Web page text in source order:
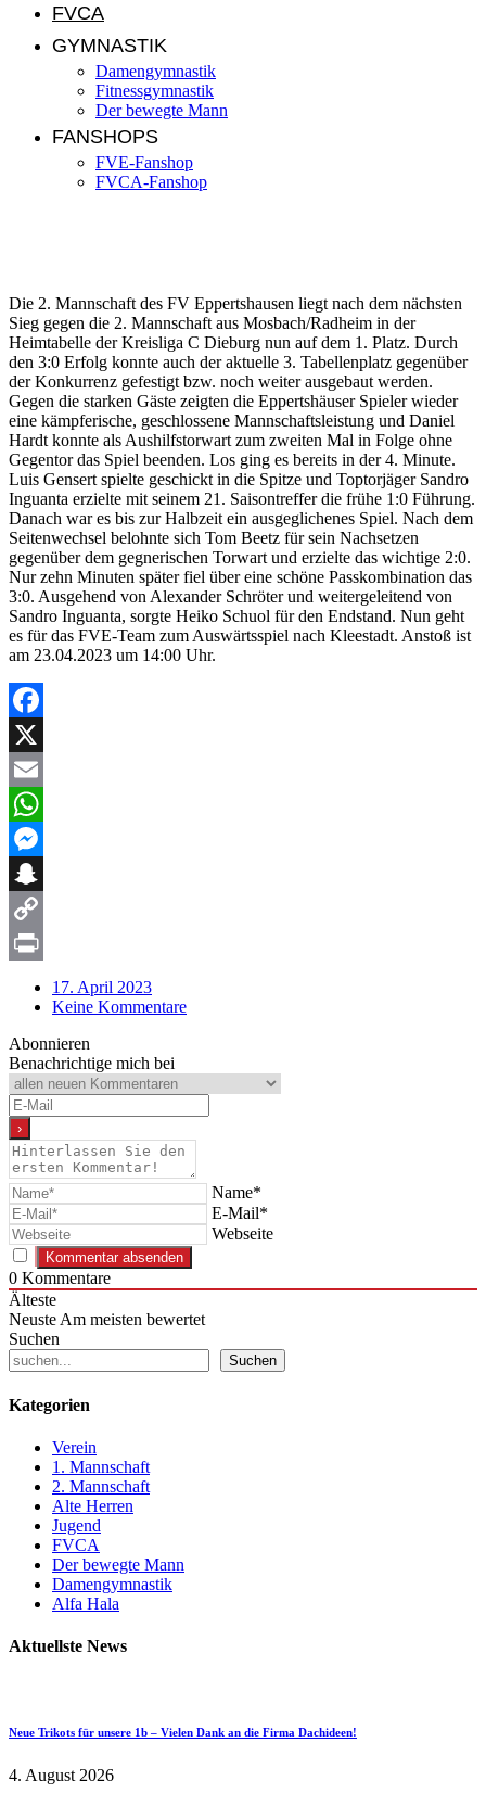
FVCA
GYMNASTIK
Damengymnastik
Fitnessgymnastik
Der bewegte Mann
FANSHOPS
FVE-Fanshop
FVCA-Fanshop
Die 2. Mannschaft des FV Eppertshausen liegt nach dem nächsten
Sieg gegen die 2. Mannschaft aus Mosbach/Radheim in der
Heimtabelle der Kreisliga C Dieburg nun auf dem 1. Platz. Durch
den 3:0 Erfolg konnte auch der aktuelle 3. Tabellenplatz gegenüber
der Konkurrenz gefestigt bzw. noch weiter ausgebaut werden.
Gegen die starken Gäste zeigten die Eppertshäuser Spieler wieder
eine kämpferische, geschlossene Mannschaftsleistung und Daniel
Hardt konnte als Aushilfstorwart zum zweiten Mal in Folge ohne
Gegentor das Spiel beenden. Los ging es bereits in der 4. Minute.
Luis Gensert spielte geschickt in die Spitze und Toptorjäger Sandro
Inguanta erzielte mit seinem 21. Saisontreffer die frühe 1:0 Führung.
Danach war es bis zur Halbzeit ein ausgeglichenes Spiel. Nach dem
Seitenwechsel belohnte sich Tom Beetz für sein Nachsetzen
gegenüber dem gegnerischen Torwart und erzielte das wichtige 2:0.
Nur zehn Minuten später fiel über eine schöne Passkombination das
3:0. Ausgehend von Alexander Schröter und weitergeleitend von
Sandro Inguanta, sorgte Heiko Schuol für den Endstand. Nun geht
es für das FVE-Team zum Auswärtsspiel nach Kleestadt. Anstoß ist
am 23.04.2023 um 14:00 Uhr.
Facebook
X
Email
WhatsApp
Messenger
Snapchat
Copy
17. April 2023
Keine Kommentare
Abonnieren
Benachrichtige mich bei
Name*
E-Mail*
Webseite
0 Kommentare
Älteste
NeusteAm meisten bewertet
Suchen
Suchen
Kategorien
Verein
1. Mannschaft
2. Mannschaft
Alte Herren
Jugend
FVCA
Der bewegte Mann
Damengymnastik
Alfa Hala
Aktuellste News
Neue Trikots für unsere 1b – Vielen Dank an die Firma Dachideen!
4. August 2026